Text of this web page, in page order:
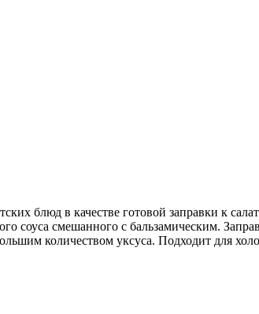
блюд в качестве готовой заправки к
соуса смешанного с бальзамическим.
количеством уксуса. Подходит для